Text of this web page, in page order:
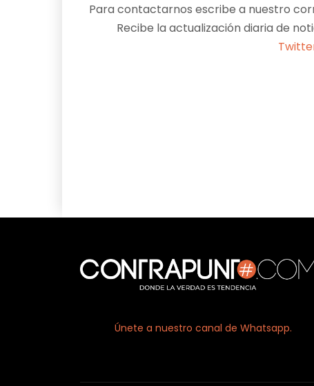
Para contactarnos escribe a nuestro
Recibe la actualización diaria de
Únete a nuestro canal de Whatsapp.